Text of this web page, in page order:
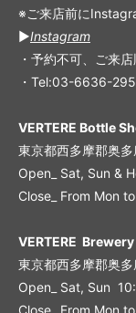
※ご来店前に
▶︎Instagram
・予約不可、ご来
・Tel:03-6636-
VERTERE Bottle
東京都西多摩郡奥多
Open_ Sat, Sun &
Close_ From Mon
VERTERE
東京都西多摩郡奥
Open_ Sat, Sun